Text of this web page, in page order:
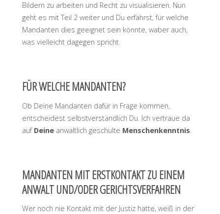
Bildern zu arbeiten und Recht zu visualisieren. Nun
geht es mit Teil 2 weiter und Du erfährst, für welche
Mandanten dies geeignet sein könnte, waber auch,
was vielleicht dagegen spricht.
FÜR WELCHE MANDANTEN?
Ob Deine Mandanten dafür in Frage kommen,
entscheidest selbstverständlich Du. Ich vertraue da
auf Deineanwaltlich geschulte Menschenkenntnis
MANDANTEN MIT ERSTKONTAKT ZU EINEM
ANWALT UND/ODER GERICHTSVERFAHREN
Wer noch nie Kontakt mit der Justiz hatte, weiß in der